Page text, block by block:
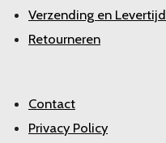
Verzending en Levertijd
Retourneren
Contact
Privacy Policy